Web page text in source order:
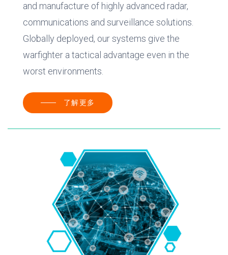
and manufacture of highly advanced radar,
communications and surveillance solutions.
Globally deployed, our systems give the
warfighter a tactical advantage even in the
worst environments.
了解更多